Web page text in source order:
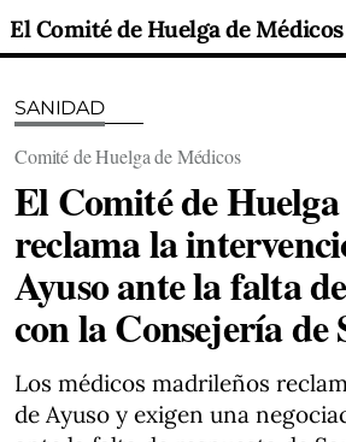
SANIDAD
Comité de Huelga de Médicos
El Comité de
reclama la
Ayuso ante la falta
con la Consejería de
Los médicos madrileños
de Ayuso y exigen una